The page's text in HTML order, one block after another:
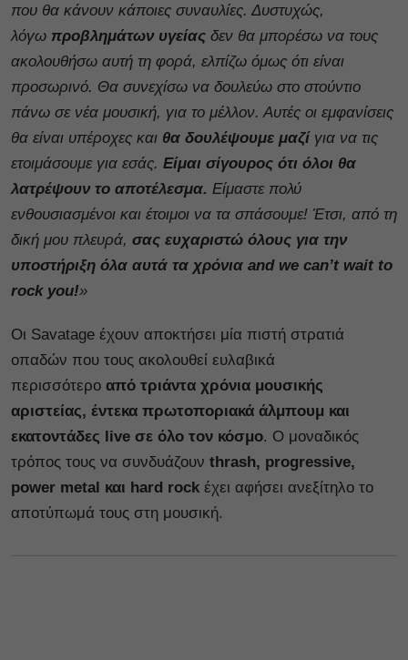
που θα κάνουν κάποιες συναυλίες. Δυστυχώς,
λόγω προβλημάτων υγείας δεν θα μπορέσω να τους
ακολουθήσω αυτή τη φορά, ελπίζω όμως ότι είναι
προσωρινό. Θα συνεχίσω να δουλεύω στο στούντιο
πάνω σε νέα μουσική, για το μέλλον. Αυτές οι εμφανίσεις
θα είναι υπέροχες και θα δουλέψουμε μαζί για να τις
ετοιμάσουμε για εσάς. Είμαι σίγουρος ότι όλοι θα
λατρέψουν το αποτέλεσμα. Είμαστε πολύ
ενθουσιασμένοι και έτοιμοι να τα σπάσουμε! Έτσι, από τη
δική μου πλευρά, σας ευχαριστώ όλους για την
υποστήριξη όλα αυτά τα χρόνια and we can’t wait to
rock you!»
Οι Savatage έχουν αποκτήσει μία πιστή στρατιά
οπαδών που τους ακολουθεί ευλαβικά
περισσότερο από τριάντα χρόνια μουσικής
αριστείας, έντεκα πρωτοποριακά άλμπουμ και
εκατοντάδες live σε όλο τον κόσμο. Ο μοναδικός
τρόπος τους να συνδυάζουν thrash, progressive,
power metal και hard rock έχει αφήσει ανεξίτηλο το
αποτύπωμά τους στη μουσική.